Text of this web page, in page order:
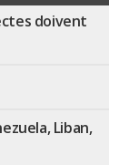
doivent
Liban,